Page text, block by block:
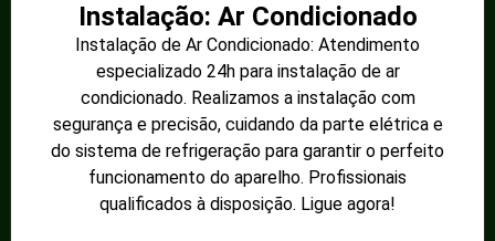
Instalação: Ar Condicionado
Instalação de Ar Condicionado: Atendimento
especializado 24h para instalação de ar
condicionado. Realizamos a instalação com
segurança e precisão, cuidando da parte elétrica e
do sistema de refrigeração para garantir o perfeito
funcionamento do aparelho. Profissionais
qualificados à disposição. Ligue agora!